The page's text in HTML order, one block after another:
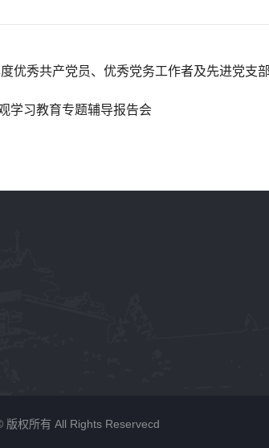
优秀共产党员、优秀党务工作者及先进党支
学习教育专题辅导报告会
权所有 All Rights Reservecd